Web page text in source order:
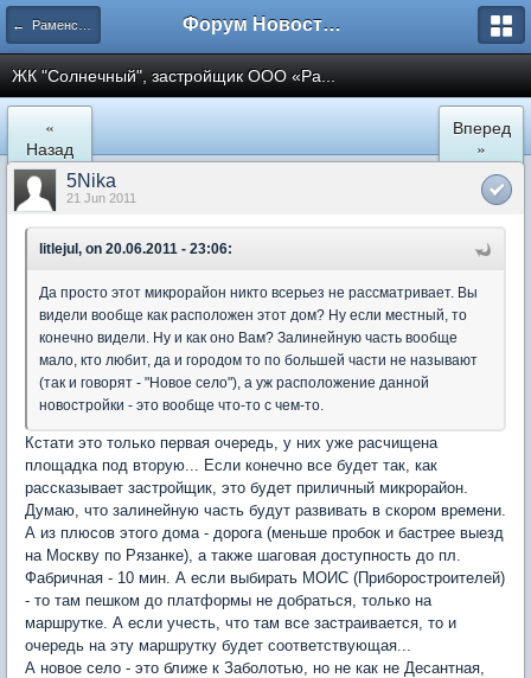
← Раменское Форум Новостройки
ЖК "Солнечный", застройщик ООО «Ра...
«
Назад
Вперед
»
5Nika
21 Jun 2011
litlejul, on 20.06.2011 - 23:06:
Да просто этот микрорайон никто всерьез не рассматривает. Вы
видели вообще как расположен этот дом? Ну если местный, то
конечно видели. Ну и как оно Вам? Залинейную часть вообще
мало, кто любит, да и городом то по большей части не называют
(так и говорят - "Новое село"), а уж расположение данной
новостройки - это вообще что-то с чем-то.
Кстати это только первая очередь, у них уже расчищена
площадка под вторую... Если конечно все будет так, как
рассказывает застройщик, это будет приличный микрорайон.
Думаю, что залинейную часть будут развивать в скором времени.
А из плюсов этого дома - дорога (меньше пробок и бастрее выезд
на Москву по Рязанке), а также шаговая доступность до пл.
Фабричная - 10 мин. А если выбирать МОИС (Приборостроителей)
- то там пешком до платформы не добраться, только на
маршрутке. А если учесть, что там все застраивается, то и
очередь на эту маршрутку будет соответствующая...
А новое село - это ближе к Заболотью, но не как не Десантная,